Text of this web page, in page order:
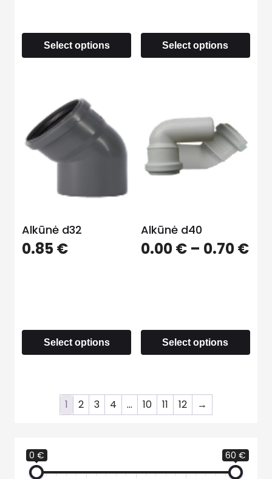
0 € 60 €
Select options Select options
Alkūnė d32
0.85€
Select options
Alkūnė d40
0.00€– 0.70€
Select options
1 2 3 4 … 10 11 12 →